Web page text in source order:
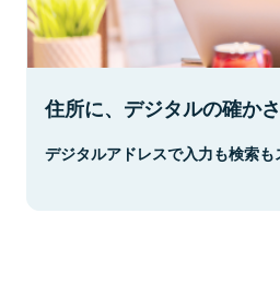
住所に、デジタルの確かさ
デジタルアドレスで入力も検索も